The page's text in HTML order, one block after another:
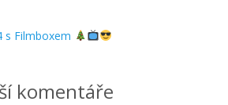
s Filmboxem
komentáře